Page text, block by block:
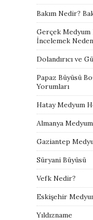
Bakım Nedir?
Gerçek Medyum
İncelemek
Dolandırıcı ve
Papaz Büyüsü
Yorumları
Hatay Medyum
Almanya
Gaziantep
Süryani Büyüsü
Vefk Nedir?
Eskişehir
Yıldızname